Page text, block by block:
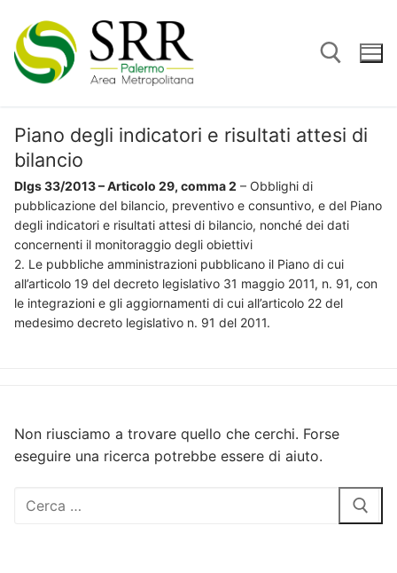
contenuto
Cerca:
Piano degli indicatori e risultati attesi di
bilancio
Dlgs 33/2013 – Articolo 29, comma 2 – Obblighi di
pubblicazione del bilancio, preventivo e consuntivo, e del Piano
degli indicatori e risultati attesi di bilancio, nonché dei dati
concernenti il monitoraggio degli obiettivi
2. Le pubbliche amministrazioni pubblicano il Piano di cui
all’articolo 19 del decreto legislativo 31 maggio 2011, n. 91, con
le integrazioni e gli aggiornamenti di cui all’articolo 22 del
medesimo decreto legislativo n. 91 del 2011.
Non riusciamo a trovare quello che cerchi. Forse
eseguire una ricerca potrebbe essere di aiuto.
Cerca: